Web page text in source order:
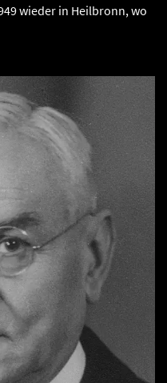
wieder in Heilbronn, wo